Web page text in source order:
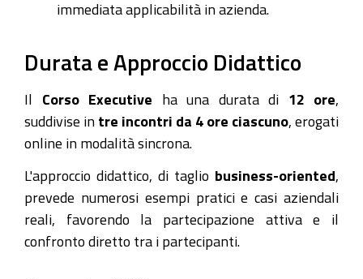
immediata applicabilità in azienda.
Durata e Approccio Didattico
Il Corso Executive ha una durata di 12 ore
suddivise in tre incontri da 4 ore ciascuno , erogati
online in modalità sincrona.
L'approccio didattico, di taglio business-oriented
prevede numerosi esempi pratici e casi aziendali
reali, favorendo la partecipazione attiva e il
confronto diretto tra i partecipanti.